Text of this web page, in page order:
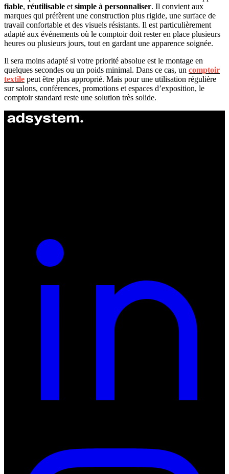
fiable, réutilisable et simple à personnaliser. Il convient aux
marques qui préfèrent une construction plus rigide, une surface de
travail confortable et des visuels résistants. Il est particulièrement
adapté aux événements où le comptoir doit rester en place plusieurs
heures ou plusieurs jours, tout en gardant une apparence soignée.
Il sera moins adapté si votre priorité absolue est le montage en
quelques secondes ou un poids minimal. Dans ce cas, un comptoir
textile peut être plus approprié. Mais pour une utilisation régulière
sur salons, conférences, promotions et espaces d’exposition, le
comptoir standard reste une solution très solide.